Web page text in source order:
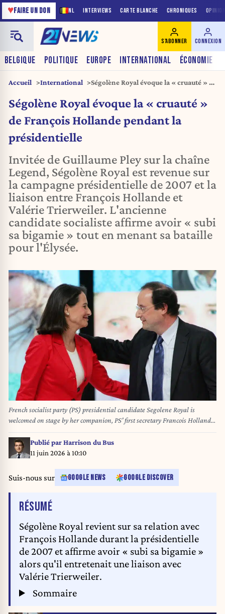
NL INTERVIEWS CARTE BLANCHE CHRONIQUES
♥FAIRE UN DON
BELGIQUE POLITIQUE EUROPE INTERNATIONAL ÉCONOMIE
S'ABONNER CONNEXION
Accueil International
Ségolène Royal évoque la « cruauté » de
présidentielle
Ségolène Royal évoque la « cruauté »
de François Hollande pendant la
présidentielle
Invitée de Guillaume Pley sur la chaîne
Legend, Ségolène Royal est revenue sur
la campagne présidentielle de 2007 et la
liaison entre François Hollande et
Valérie Trierweiler. L'ancienne
candidate socialiste affirme avoir « subi
sa bigamie » tout en menant sa bataille
pour l'Élysée.
French socialist party (PS) presidential candidate Segolene Royal is
welcomed on stage by her companion, PS' first secretary Francois Hollande,
29 March 2007 in a meeting in Limoges, at the end of a campaign trip in
Publié parHarrison du Bus
11 juin 2026 à 10:10
Suis-nous sur GOOGLE NEWS GOOGLE DISCOVER
RÉSUMÉDE L'ARTICLE
Ségolène Royal revient sur sa relation avec
François Hollande durant la présidentielle
de 2007 et affirme avoir « subi sa bigamie »
alors qu'il entretenait une liaison avec
Valérie Trierweiler.
Sommaire